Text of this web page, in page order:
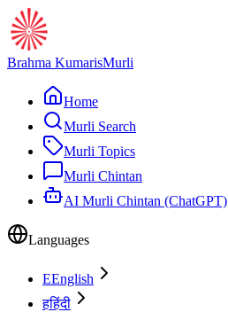
Brahma KumarisMurli
Home
Murli Search
Murli Topics
Murli Chintan
AI Murli Chintan (ChatGPT)
Languages
EEnglish
हहिंदी